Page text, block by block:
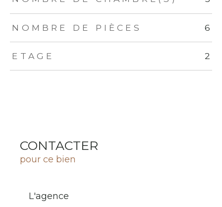
NOMBRE DE PIÈCES 6
ETAGE 2
CONTACTER
pour ce bien
L'agence